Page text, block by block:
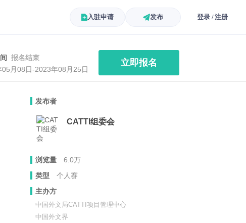
入驻申请 发布 登录 / 注册
报名结束
月08日-2023年08月25日
立即报名
发布者
CATTI组委会
浏览量
6.0万
类型
个人赛
主办方
中国外文局CATTI项目管理中心
中国外文界